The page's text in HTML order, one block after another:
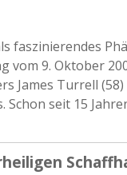
faszinierendes
9. Oktober
James Turrell
seit 15